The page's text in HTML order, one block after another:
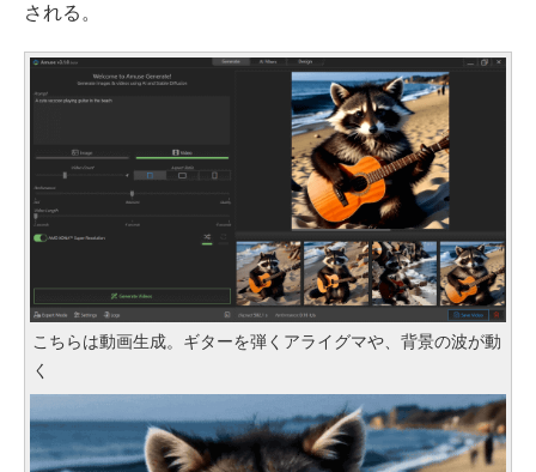
される。
こちらは動画生成。ギターを弾くアライグマや、背景の波が動
く